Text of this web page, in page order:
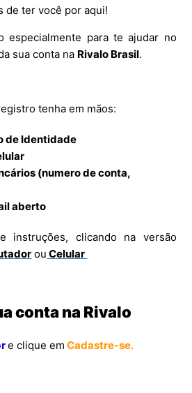
de ter você por aqui!
especialmente para te ajudar no
sua conta na Rivalo Brasil.
tenha em mãos:
de Identidade
(numero de conta,
aberto
instruções, clicando na versão
ou Celular
conta na Rivalo
e clique em Cadastre-se.